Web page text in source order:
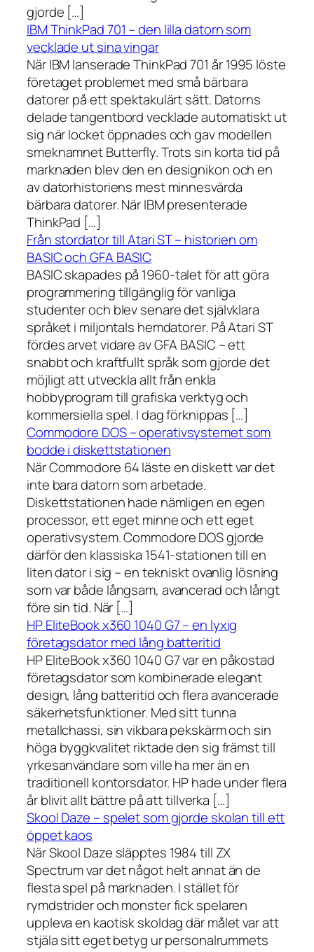
gjorde […]
IBM ThinkPad 701 – den lilla datorn som
vecklade ut sina vingar
När IBM lanserade ThinkPad 701 år 1995 löste
företaget problemet med små bärbara
datorer på ett spektakulärt sätt. Datorns
delade tangentbord vecklade automatiskt ut
sig när locket öppnades och gav modellen
smeknamnet Butterfly. Trots sin korta tid på
marknaden blev den en designikon och en
av datorhistoriens mest minnesvärda
bärbara datorer. När IBM presenterade
ThinkPad […]
Från stordator till Atari ST – historien om
BASIC och GFA BASIC
BASIC skapades på 1960-talet för att göra
programmering tillgänglig för vanliga
studenter och blev senare det självklara
språket i miljontals hemdatorer. På Atari ST
fördes arvet vidare av GFA BASIC – ett
snabbt och kraftfullt språk som gjorde det
möjligt att utveckla allt från enkla
hobbyprogram till grafiska verktyg och
kommersiella spel. I dag förknippas […]
Commodore DOS – operativsystemet som
bodde i diskettstationen
När Commodore 64 läste en diskett var det
inte bara datorn som arbetade.
Diskettstationen hade nämligen en egen
processor, ett eget minne och ett eget
operativsystem. Commodore DOS gjorde
därför den klassiska 1541-stationen till en
liten dator i sig – en tekniskt ovanlig lösning
som var både långsam, avancerad och långt
före sin tid. När […]
HP EliteBook x360 1040 G7 – en lyxig
företagsdator med lång batteritid
HP EliteBook x360 1040 G7 var en påkostad
företagsdator som kombinerade elegant
design, lång batteritid och flera avancerade
säkerhetsfunktioner. Med sitt tunna
metallchassi, sin vikbara pekskärm och sin
höga byggkvalitet riktade den sig främst till
yrkesanvändare som ville ha mer än en
traditionell kontorsdator. HP hade under flera
år blivit allt bättre på att tillverka […]
Skool Daze – spelet som gjorde skolan till ett
öppet kaos
När Skool Daze släpptes 1984 till ZX
Spectrum var det något helt annat än de
flesta spel på marknaden. I stället för
rymdstrider och monster fick spelaren
uppleva en kaotisk skoldag där målet var att
stjäla sitt eget betyg ur personalrummets